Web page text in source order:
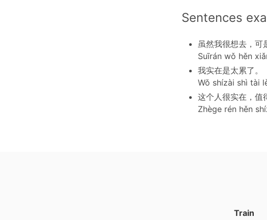
Sentences
虽然我很想去，可
Suīrán wǒ hěn
我实在是太累了。
Wǒ shízài shì tài
这个人很实在，值
Zhège rén hěn
Train